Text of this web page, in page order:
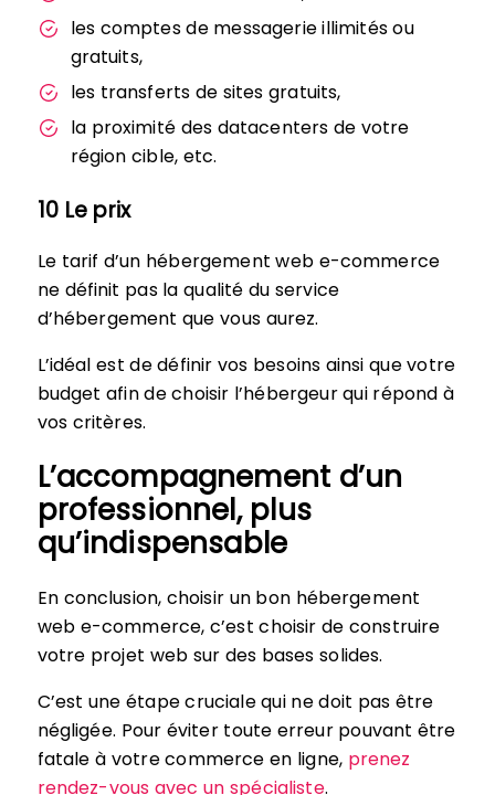
les comptes de messagerie illimités ou
gratuits,
les transferts de sites gratuits,
la proximité des datacenters de votre
région cible, etc.
10 Le prix
Le tarif d’un hébergement web e-commerce
ne définit pas la qualité du service
d’hébergement que vous aurez.
L’idéal est de définir vos besoins ainsi que votre
budget afin de choisir l’hébergeur qui répond à
vos critères.
L’accompagnement d’un
professionnel, plus
qu’indispensable
En conclusion, choisir un bon hébergement
web e-commerce, c’est choisir de construire
votre projet web sur des bases solides.
C’est une étape cruciale qui ne doit pas être
négligée. Pour éviter toute erreur pouvant être
fatale à votre commerce en ligne, prenez
rendez-vous avec un spécialiste.